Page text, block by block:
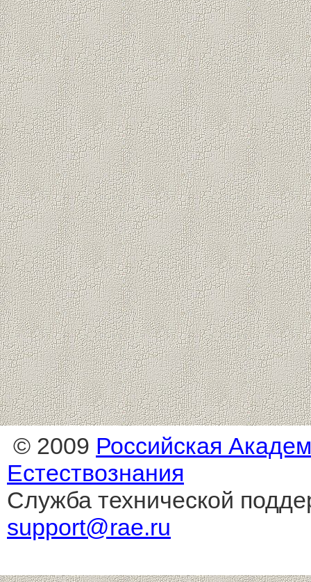
© 2009 Российская
Естествознания
Служба технической
support@rae.ru